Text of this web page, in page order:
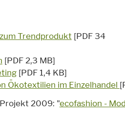
Trendprodukt [PDF 34
[PDF 2,3 MB]
[PDF 1,4 KB]
Ökotextilien im Einzelhandel
2009: "ecofashion -